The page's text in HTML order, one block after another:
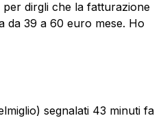
dirgli che la fatturazione
da 39 a 60 euro mese. Ho
segnalati 43 minuti fa